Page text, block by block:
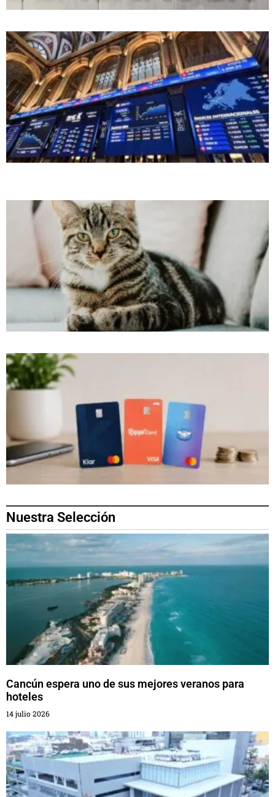
Nuestra Selección
Cancún espera uno de sus mejores veranos para
hoteles
14 julio 2026